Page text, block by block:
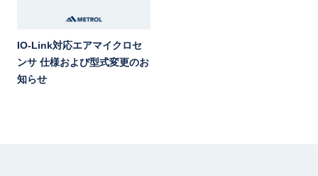
IO-Link対応エアマイクロセ
ンサ 仕様および型式変更のお
知らせ